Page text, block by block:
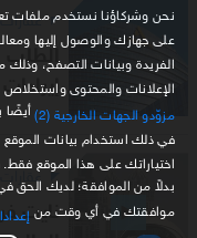
عقارات
الطلب
عقارات
نايت
نحن وشركاؤنا نستخدم ملفات
الفريدة وبيانات التصفح،
الإعلانات والمحتوى
مزوّدو الجهات الخارجية (2)
أيضًا
في ذلك استخدام بيانات
اختياراتك على هذا الموقع
بدلاً من الموافقة؛ لديك الحق
موافقتك في أي وقت من